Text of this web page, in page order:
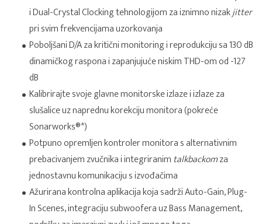
i Dual-Crystal Clocking tehnologijom za iznimno nizakjitter
pri svim frekvencijama uzorkovanja
Poboljšani D/A za kritični monitoring i reprodukciju sa 130 dB
dinamičkog raspona i zapanjujuće niskim THD-om od -127
dB
Kalibrirajte svoje glavne monitorske izlaze i izlaze za
slušalice uz naprednu korekciju monitora (pokreće
Sonarworks®*)
Potpuno opremljen kontroler monitora s alternativnim
prebacivanjem zvučnika i integriranim talkbackomza
jednostavnu komunikaciju s izvođačima
Ažurirana kontrolna aplikacija koja sadrži Auto-Gain, Plug-
In Scenes, integraciju subwoofera uz Bass Management,